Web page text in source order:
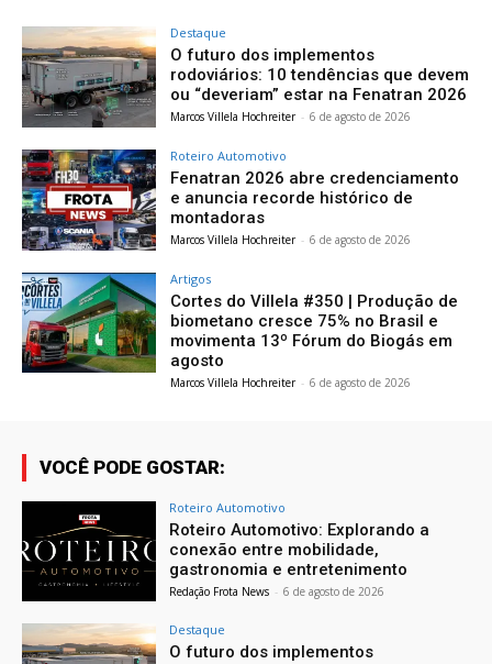
Destaque
O futuro dos implementos
rodoviários: 10 tendências que devem
ou “deveriam” estar na Fenatran 2026
Marcos Villela Hochreiter - 6 de agosto de 2026
Roteiro Automotivo
Fenatran 2026 abre credenciamento
e anuncia recorde histórico de
montadoras
Marcos Villela Hochreiter - 6 de agosto de 2026
Artigos
Cortes do Villela #350 | Produção de
biometano cresce 75% no Brasil e
movimenta 13º Fórum do Biogás em
agosto
Marcos Villela Hochreiter - 6 de agosto de 2026
VOCÊ PODE GOSTAR:
Roteiro Automotivo
Roteiro Automotivo: Explorando a
conexão entre mobilidade,
gastronomia e entretenimento
Redação Frota News - 6 de agosto de 2026
Destaque
O futuro dos implementos